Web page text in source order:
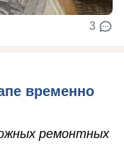
3
временно
ремонтных